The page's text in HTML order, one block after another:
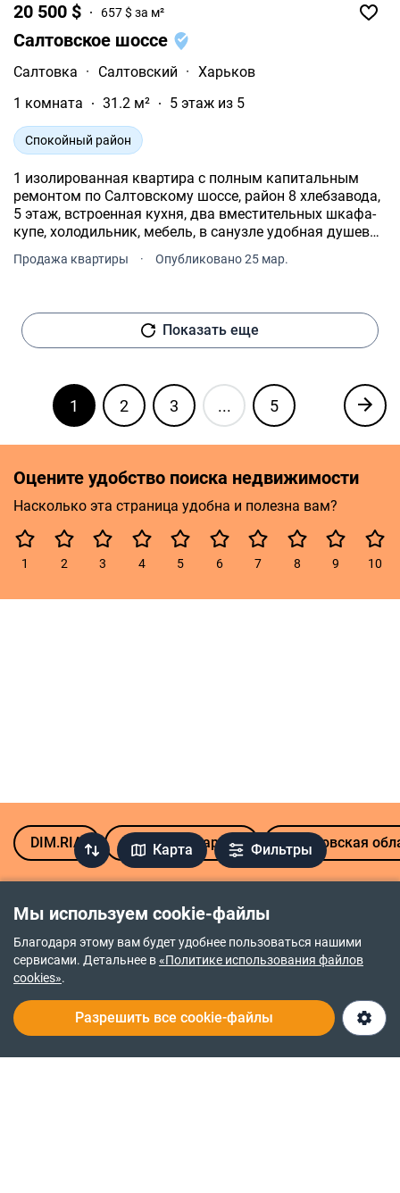
Мы используем cookie-файлы
Благодаря этому вам будет удобнее пользоваться нашими
сервисами. Детальнее в«Политике использования файлов
cookies».
Разрешить все cookie-файлы
Карта Фильтры
DIM.RIA Продажа квартир Харьковская
20 500 $ 657 $ за м²
Салтовское шоссе
Салтовка · Салтовский · Харьков
1 комната
31.2 м² 5 этаж из 5
Спокойный район
1 изолированная квартира с полным капитальным
ремонтом по Салтовскому шоссе, район 8 хлебзавода,
5 этаж, встроенная кухня, два вместительных шкафа-
купе, холодильник, мебель, в санузле удобная душевая
кабинка. Продумано и поменяно все! Только продажа!
Заходи и живи! Ближайшее метро Ак.Барабашова.
Продажа квартиры · Опубликовано 25 мар.
Показать еще
1 2 3 ... 5
Оцените удобство поиска недвижимости
Насколько эта страница удобна и полезна вам?
Политика возврата средств
Политика приватности
Правочин про надання послуг
О нас Служба заботы 24/7